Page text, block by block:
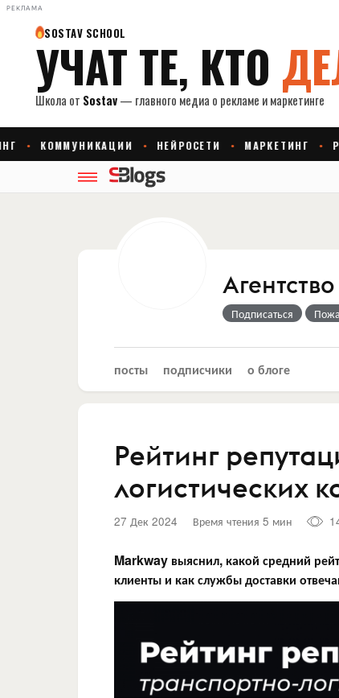
РЕКЛАМА
Подписаться
посты подписчики о блоге
Рейтинг
логистических
27 Дек 2024 Время чтения 5 мин
Markway выяснил, какой средний
клиенты и как службы доставки